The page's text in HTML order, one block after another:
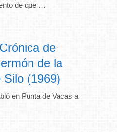
de que …
de
de la
Silo (1969)
en Punta de Vacas a